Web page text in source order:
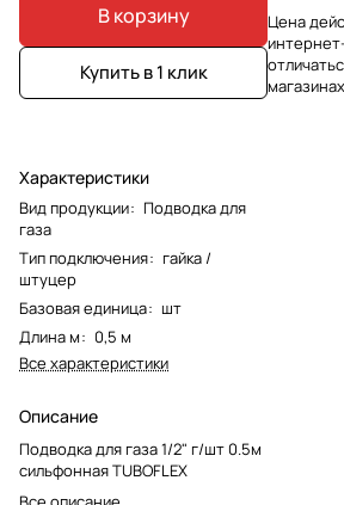
В корзину
Купить в 1 клик
Характеристики
Вид продукции: Подводка для
газа
Тип подключения: гайка /
штуцер
Базовая единица: шт
Длина м: 0,5 м
Все характеристики
Описание
Подводка для газа 1/2" г/шт 0.5м
сильфонная TUBOFLEX
Цена
магазинах